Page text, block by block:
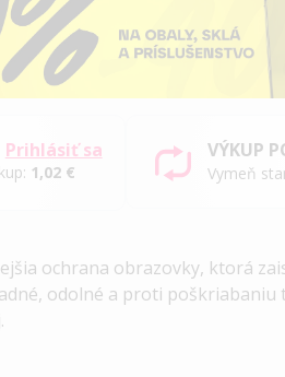
Prihlásiť sa
1,02 €
VÝKUP
Vymeň
ochrana obrazovky, ktorá
odolné a proti